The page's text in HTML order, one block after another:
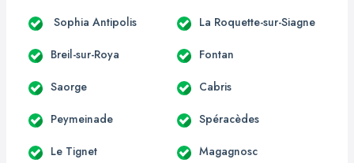
Sophia Antipolis La Roquette-sur-Siagne
Breil-sur-Roya Fontan
Saorge Cabris
Peymeinade Spéracèdes
Le Tignet Magagnosc